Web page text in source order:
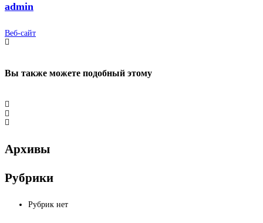
admin
Веб-сайт
Вы также можете подобный этому
Архивы
Рубрики
Рубрик нет